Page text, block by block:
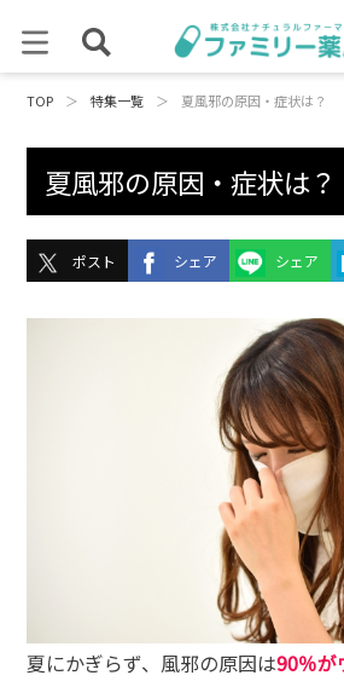
TOP ＞ 特集一覧 ＞ 夏風邪の原因・症状は？
夏風邪の原因・症状は？
ポスト シェア シェア
夏にかぎらず、風邪の原因は90％が